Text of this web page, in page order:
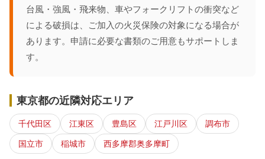
台風・強風・飛来物、車やフォークリフトの衝突など
による破損は、ご加入の火災保険の対象になる場合が
あります。申請に必要な書類のご用意もサポートしま
す。
東京都の近隣対応エリア
千代田区 江東区 豊島区 江戸川区
調布市
国立市
稲城市 西多摩郡奥多摩町